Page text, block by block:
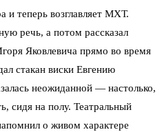
и теперь возглавляет МХТ.
речь, а потом рассказал
Яковлевича прямо во время
стакан виски Евгению
неожиданной — настолько,
сидя на полу. Театральный
о живом характере